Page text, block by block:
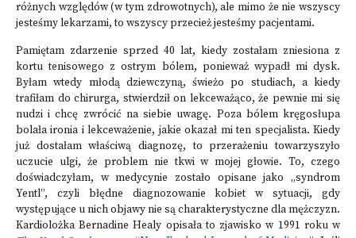
różnych względów (w tym zdrowotnych), ale mimo że nie wszyscy
jesteśmy lekarzami, to wszyscy przecież jesteśmy pacjentami.
Pamiętam zdarzenie sprzed 40 lat, kiedy zostałam zniesiona z
kortu tenisowego z ostrym bólem, ponieważ wypadł mi dysk.
Byłam wtedy młodą dziewczyną, świeżo po studiach, a kiedy
trafiłam do chirurga, stwierdził on lekceważąco, że pewnie mi się
nudzi i chcę zwrócić na siebie uwagę. Poza bólem kręgosłupa
bolała ironia i lekceważenie, jakie okazał mi ten specjalista. Kiedy
już dostałam właściwą diagnozę, to przerażeniu towarzyszyło
uczucie ulgi, że problem nie tkwi w mojej głowie. To, czego
doświadczyłam, w medycynie zostało opisane jako „syndrom
Yentl”, czyli błędne diagnozowanie kobiet w sytuacji, gdy
występujące u nich objawy nie są charakterystyczne dla mężczyzn.
Kardiolożka Bernadine Healy opisała to zjawisko w 1991 roku w